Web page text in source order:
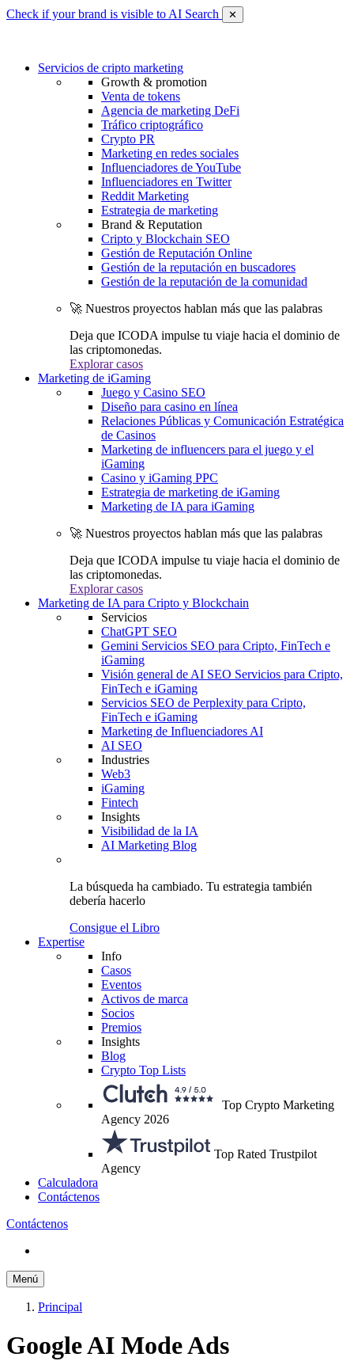
Check if your brand is visible to AI Search ✕
Servicios de cripto marketing
Growth & promotion
Venta de tokens
Agencia de marketing DeFi
Tráfico criptográfico
Crypto PR
Marketing en redes sociales
Influenciadores de YouTube
Influenciadores en Twitter
Reddit Marketing
Estrategia de marketing
Brand & Reputation
Cripto y Blockchain SEO
Gestión de Reputación Online
Gestión de la reputación en buscadores
Gestión de la reputación de la comunidad
🚀 Nuestros proyectos hablan más que las palabras
Deja que ICODA impulse tu viaje hacia el dominio de
las criptomonedas.
Explorar casos
Marketing de iGaming
Juego y Casino SEO
Diseño para casino en línea
Relaciones Públicas y Comunicación Estratégica
de Casinos
Marketing de influencers para el juego y el
iGaming
Casino y iGaming PPC
Estrategia de marketing de iGaming
Marketing de IA para iGaming
🚀 Nuestros proyectos hablan más que las palabras
Deja que ICODA impulse tu viaje hacia el dominio de
las criptomonedas.
Explorar casos
Marketing de IA para Cripto y Blockchain
Servicios
ChatGPT SEO
Gemini Servicios SEO para Cripto, FinTech e
iGaming
Visión general de AI SEO Servicios para Cripto,
FinTech e iGaming
Servicios SEO de Perplexity para Cripto,
FinTech e iGaming
Marketing de Influenciadores AI
AI SEO
Industries
Web3
iGaming
Fintech
Insights
Visibilidad de la IA
AI Marketing Blog
La búsqueda ha cambiado. Tu estrategia también
debería hacerlo
Consigue el Libro
Expertise
Info
Casos
Eventos
Activos de marca
Socios
Premios
Insights
Blog
Crypto Top Lists
Top Crypto Marketing
Agency 2026
Top Rated Trustpilot
Agency
Calculadora
Contáctenos
Contáctenos
Menú
Principal
Google AI Mode Ads